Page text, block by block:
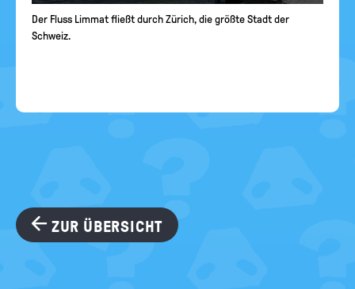
Der Fluss Limmat fließt durch Zürich, die größte Stadt der
Schweiz.
ZUR ÜBERSICHT